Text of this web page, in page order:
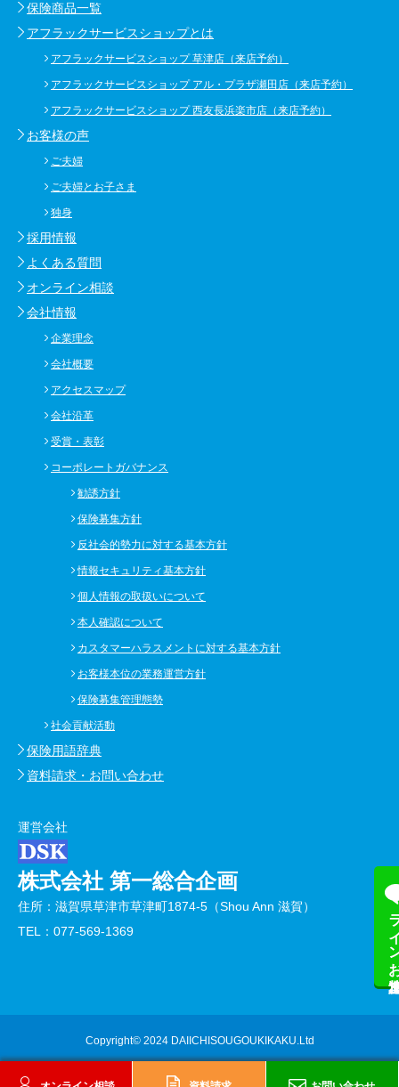
ライ
保険商品一覧
アフラックサービスショップとは
アフラックサービスショップ 草津店（来店予約）
アフラックサービスショップ アル・プラザ瀬田店（来店予約）
アフラックサービスショップ 西友長浜楽市店（来店予約）
お客様の声
ご夫婦
ご夫婦とお子さま
独身
採用情報
よくある質問
オンライン相談
会社情報
企業理念
会社概要
アクセスマップ
会社沿革
受賞・表彰
コーポレートガバナンス
勧誘方針
保険募集方針
反社会的勢力に対する基本方針
情報セキュリティ基本方針
個人情報の取扱いについて
本人確認について
カスタマーハラスメントに対する基本方針
お客様本位の業務運営方針
保険募集管理態勢
社会貢献活動
保険用語辞典
資料請求・お問い合わせ
運営会社
株式会社 第一総合企画
住所：滋賀県草津市草津町1874-5（Shou Ann 滋賀）
TEL：077-569-1369
Copyright© 2024 DAIICHISOUGOUKIKAKU.Ltd